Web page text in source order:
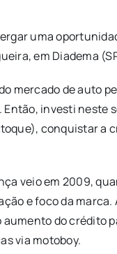
uma
em Diadema
mercado de auto
investi neste
conquistar a
veio em 2009,
e foco da
do crédito
via motoboy.